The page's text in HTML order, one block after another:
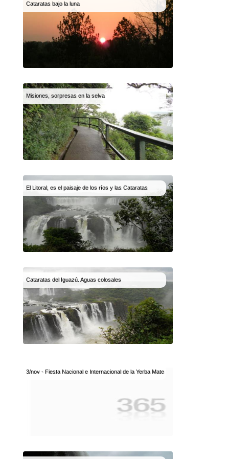
Cataratas bajo la luna
Misiones, sorpresas en la selva
El Litoral, es el paisaje de los ríos y las Cataratas
Cataratas del Iguazú. Aguas colosales
3/nov - Fiesta Nacional e Internacional de la Yerba Mate